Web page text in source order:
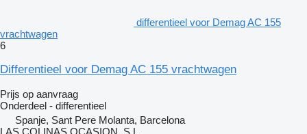
differentieel voor Demag AC 155
vrachtwagen
6
Differentieel voor Demag AC 155 vrachtwagen
Prijs op aanvraag
Onderdeel - differentieel
Spanje, Sant Pere Molanta, Barcelona
LAS COLINAS OCASION, S.L.